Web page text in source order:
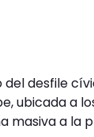
desfile
ubicada a
masiva a la